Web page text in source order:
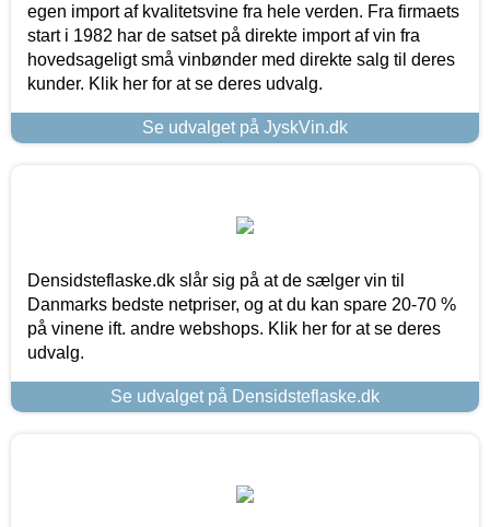
egen import af kvalitetsvine fra hele verden. Fra firmaets
start i 1982 har de satset på direkte import af vin fra
hovedsageligt små vinbønder med direkte salg til deres
kunder. Klik her for at se deres udvalg.
Se udvalget på JyskVin.dk
Densidsteflaske.dk slår sig på at de sælger vin til
Danmarks bedste netpriser, og at du kan spare 20-70 %
på vinene ift. andre webshops. Klik her for at se deres
udvalg.
Se udvalget på Densidsteflaske.dk